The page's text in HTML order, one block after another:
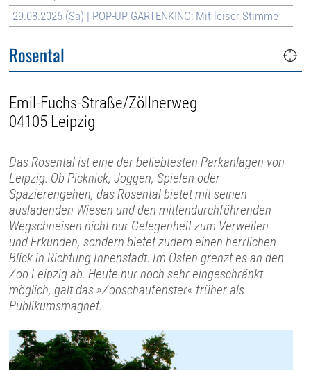
29.08.2026 (Sa) | POP-UP GARTENKINO: Mit leiser Stimme
Rosental
Emil-Fuchs-Straße/Zöllnerweg
04105 Leipzig
Das Rosental ist eine der beliebtesten Parkanlagen von
Leipzig. Ob Picknick, Joggen, Spielen oder
Spazierengehen, das Rosental bietet mit seinen
ausladenden Wiesen und den mittendurchführenden
Wegschneisen nicht nur Gelegenheit zum Verweilen
und Erkunden, sondern bietet zudem einen herrlichen
Blick in Richtung Innenstadt. Im Osten grenzt es an den
Zoo Leipzig ab. Heute nur noch sehr eingeschränkt
möglich, galt das »Zooschaufenster« früher als
Publikumsmagnet.